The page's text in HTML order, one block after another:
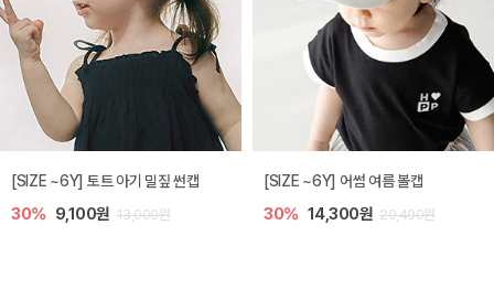
아레 니트 아기 가디건
20% 33,600원 42,000원
노리 니트 아기 가디건
10% 35,100원 39,000원